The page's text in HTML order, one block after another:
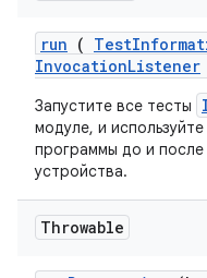
run ( Test
InvocationListener
Запустите все тесты
модуле, и
программы до и после
устройства.
Throwable